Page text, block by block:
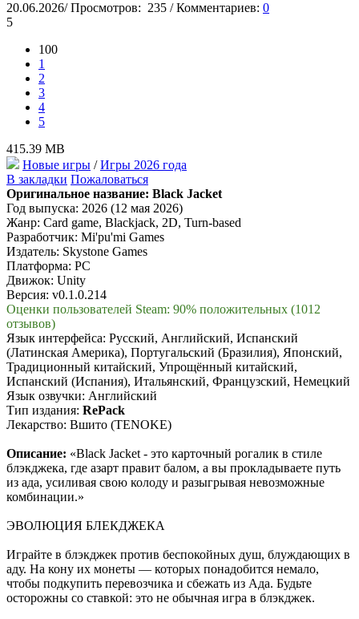
20.06.2026/ Просмотров: 235 / Комментариев: 0
5
100
1
2
3
4
5
415.39 MB
Новые игры /Игры 2026 года
В закладки Пожаловаться
Оригинальное название: Black Jacket
Год выпуска: 2026 (12 мая 2026)
Жанр: Card game, Blackjack, 2D, Turn-based
Разработчик: Mi'pu'mi Games
Издатель: Skystone Games
Платформа: PC
Движок: Unity
Версия: v0.1.0.214
Оценки пользователей Steam: 90% положительных (1012
отзывов)
Язык интерфейса: Русский, Английский, Испанский
(Латинская Америка), Португальский (Бразилия), Японский,
Традиционный китайский, Упрощённый китайский,
Испанский (Испания), Итальянский, Французский, Немецкий
Язык озвучки: Английский
Тип издания: RePack
Лекарство: Вшито (TENOKE)
Описание: «Black Jacket - это карточный рогалик в стиле
блэкджека, где азарт правит балом, а вы прокладываете путь
из ада, усиливая свою колоду и разыгрывая невозможные
комбинации.»
ЭВОЛЮЦИЯ БЛЕКДЖЕКА
Играйте в блэкджек против беспокойных душ, блуждающих в
аду. На кону их монеты — которых понадобится немало,
чтобы подкупить перевозчика и сбежать из Ада. Будьте
осторожны со ставкой: это не обычная игра в блэкджек.